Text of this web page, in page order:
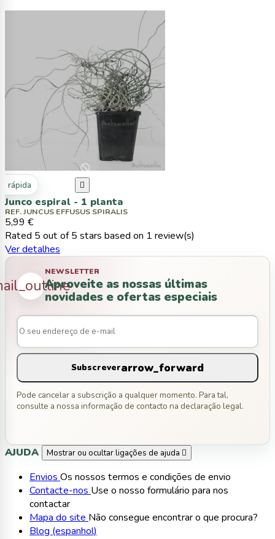
rápida 
Junco espiral - 1 planta
REF. JUNCUS EFFUSUS SPIRALIS
5,99 €
Rated 5 out of 5 stars based on 1 review(s)
Ver detalhes
NEWSLETTER
Aproveite as nossas últimas
novidades e ofertas especiais
Subscreverarrow_forward
Pode cancelar a subscrição a qualquer momento. Para tal,
consulte a nossa informação de contacto na declaração legal.
AJUDA Mostrar ou ocultar ligações de ajuda 
Envios Os nossos termos e condições de envio
Contacte-nos Use o nosso formulário para nos
contactar
Mapa do site Não consegue encontrar o que procura?
Blog (espanhol)